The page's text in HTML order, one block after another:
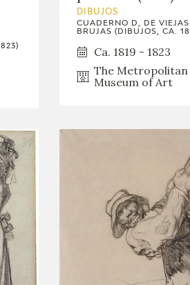
DIBUJOS
CUADERNO D, DE VIEJAS
BRUJAS (DIBUJOS, CA.
Ca. 1819 - 1823
The Metropolitan
Museum of Art